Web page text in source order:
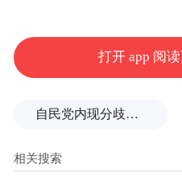
48届电视《你为我着
47届电影《大鼻子情
打开 app 阅
自民党内现分歧，不少对华友好议员疏远高市内阁